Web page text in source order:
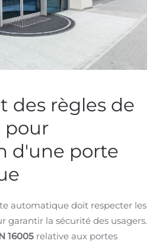
des règles de
pour
d'une porte
automatique doit respecter les
garantir la sécurité des usagers.
16005 relative aux portes